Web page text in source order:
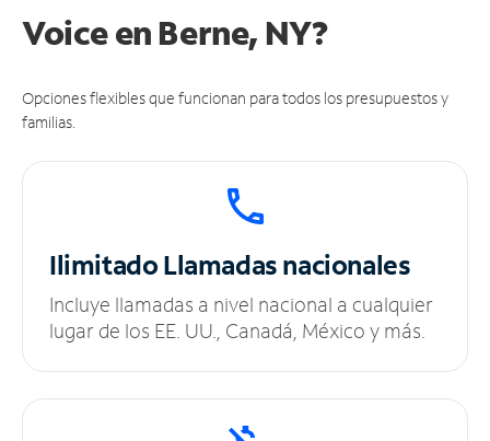
Voice en Berne, NY?
Opciones flexibles que funcionan para todos los presupuestos y
familias.
IlimitadoLlamadas nacionales
Incluye llamadas a nivel nacional a cualquier
lugar de los EE. UU., Canadá, México y más.